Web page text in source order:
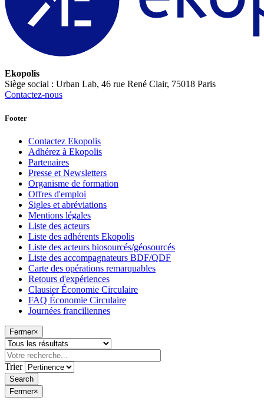
Ekopolis
Siège social : Urban Lab, 46 rue René Clair, 75018 Paris
Contactez-nous
Footer
Contactez Ekopolis
Adhérez à Ekopolis
Partenaires
Presse et Newsletters
Organisme de formation
Offres d'emploi
Sigles et abréviations
Mentions légales
Liste des acteurs
Liste des adhérents Ekopolis
Liste des acteurs biosourcés/géosourcés
Liste des accompagnateurs BDF/QDF
Carte des opérations remarquables
Retours d'expériences
Clausier Économie Circulaire
FAQ Économie Circulaire
Journées franciliennes
Fermer×
Trier
Fermer×